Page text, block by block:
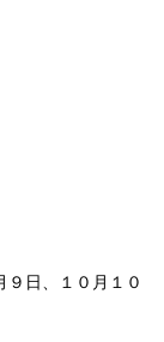
日、１０月１０